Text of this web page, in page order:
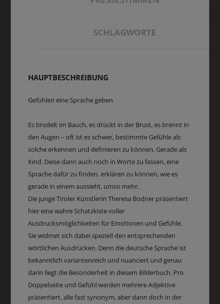
SCHLAGWORTE
HAUPTBESCHREIBUNG
Gefühlen eine Sprache geben
Es brodelt im Bauch, es drückt in der Brust, es brennt in
den Augen – oft ist es schwer, bestimmte Gefühle als
solche erkennen und definieren zu können. Gerade als
Kind. Diese dann auch noch in Worte zu fassen, eine
Sprache dafür zu finden, erklären zu können, wie es
gerade in einem aussieht, umso mehr.
Die junge Tiroler Künstlerin Theresa Bodner präsentiert
hier eine wahre Schatzkiste voller
Ausdrucksmöglichkeiten für Emotionen und Gefühle.
Sie widmet sich dabei speziell den entsprechenden
wörtlichen Ausdrücken. Denn die deutsche Sprache ist
bekanntlich variantenreich und nuanciert und genau
darin liegt die Besonderheit in diesem Bilderbuch. Pro
Doppelseite und Gefühl werden mehrere Adjektive
präsentiert, alle fast synonym, aber dann doch in der